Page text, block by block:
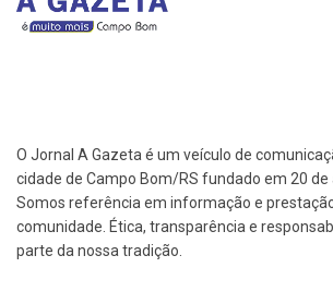
O Jornal A Gazeta é um veículo de
cidade de Campo Bom/RS fundado em 20 de
Somos referência em informação e
comunidade. Ética, transparência e
parte da nossa tradição.